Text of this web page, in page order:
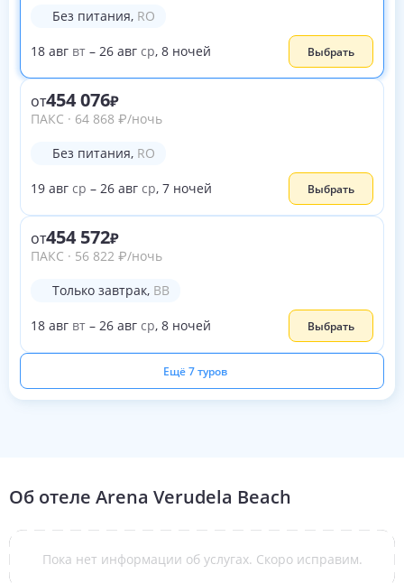
Без питания, RO
18 авг вт – 26 авг ср, 8 ночей Выбрать
от454 076
ПАКС · 64 868 ₽/ночь
Без питания, RO
19 авг ср – 26 авг ср, 7 ночей Выбрать
от454 572
ПАКС · 56 822 ₽/ночь
Только завтрак, BB
18 авг вт – 26 авг ср, 8 ночей Выбрать
Ещё 7 туров
Об отеле Arena Verudela Beach
Пока нет информации об услугах. Скоро исправим.